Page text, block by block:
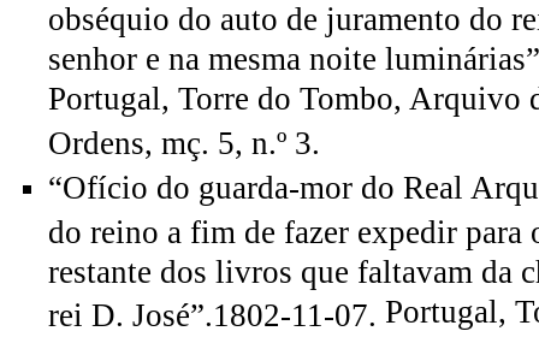
obséquio do auto de juramento do
senhor e na mesma noite
Portugal, Torre do Tombo, Arquivo
Ordens, mç. 5, n.º 3.
“Ofício do guarda-mor do Real
do reino a fim de fazer expedir
restante dos livros que faltavam da
rei D. José”.1802-11-07. Portugal,